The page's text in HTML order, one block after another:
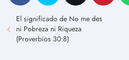
El significado de No me des
ni Pobreza ni Riqueza
(Proverbios 30:8)